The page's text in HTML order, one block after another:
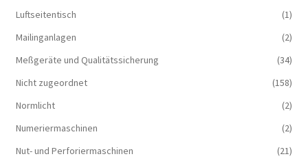
Luftseitentisch
(1)
Mailinganlagen
(2)
Meßgeräte und Qualitätssicherung
(34)
Nicht zugeordnet
(158)
Normlicht
(2)
Numeriermaschinen
(2)
Nut- und Perforiermaschinen
(21)